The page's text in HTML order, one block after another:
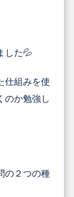
した💦
仕組みを使
のか勉強し
の２つの種